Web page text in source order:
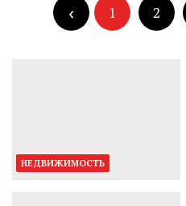
записей 1 2
НЕДВИЖИМОСТЬ